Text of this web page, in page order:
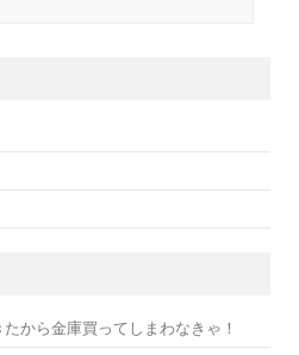
から金庫買ってしまわなきゃ！